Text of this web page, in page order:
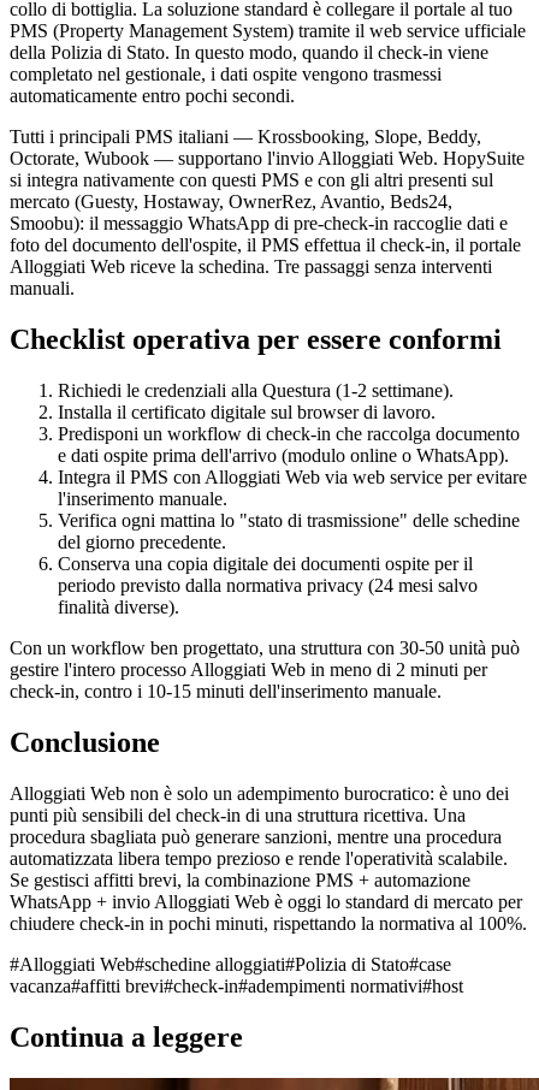
collo di bottiglia. La soluzione standard è collegare il portale al tuo
PMS (Property Management System) tramite il web service ufficiale
della Polizia di Stato. In questo modo, quando il check-in viene
completato nel gestionale, i dati ospite vengono trasmessi
automaticamente entro pochi secondi.
Tutti i principali PMS italiani — Krossbooking, Slope, Beddy,
Octorate, Wubook — supportano l'invio Alloggiati Web. HopySuite
si integra nativamente con questi PMS e con gli altri presenti sul
mercato (Guesty, Hostaway, OwnerRez, Avantio, Beds24,
Smoobu): il messaggio WhatsApp di pre-check-in raccoglie dati e
foto del documento dell'ospite, il PMS effettua il check-in, il portale
Alloggiati Web riceve la schedina. Tre passaggi senza interventi
manuali.
Checklist operativa per essere conformi
Richiedi le credenziali alla Questura (1-2 settimane).
Installa il certificato digitale sul browser di lavoro.
Predisponi un workflow di check-in che raccolga documento
e dati ospite prima dell'arrivo (modulo online o WhatsApp).
Integra il PMS con Alloggiati Web via web service per evitare
l'inserimento manuale.
Verifica ogni mattina lo "stato di trasmissione" delle schedine
del giorno precedente.
Conserva una copia digitale dei documenti ospite per il
periodo previsto dalla normativa privacy (24 mesi salvo
finalità diverse).
Con un workflow ben progettato, una struttura con 30-50 unità può
gestire l'intero processo Alloggiati Web in meno di 2 minuti per
check-in, contro i 10-15 minuti dell'inserimento manuale.
Conclusione
Alloggiati Web non è solo un adempimento burocratico: è uno dei
punti più sensibili del check-in di una struttura ricettiva. Una
procedura sbagliata può generare sanzioni, mentre una procedura
automatizzata libera tempo prezioso e rende l'operatività scalabile.
Se gestisci affitti brevi, la combinazione PMS + automazione
WhatsApp + invio Alloggiati Web è oggi lo standard di mercato per
chiudere check-in in pochi minuti, rispettando la normativa al 100%.
#Alloggiati Web#schedine alloggiati#Polizia di Stato#case
vacanza#affitti brevi#check-in#adempimenti normativi#host
Continua a leggere